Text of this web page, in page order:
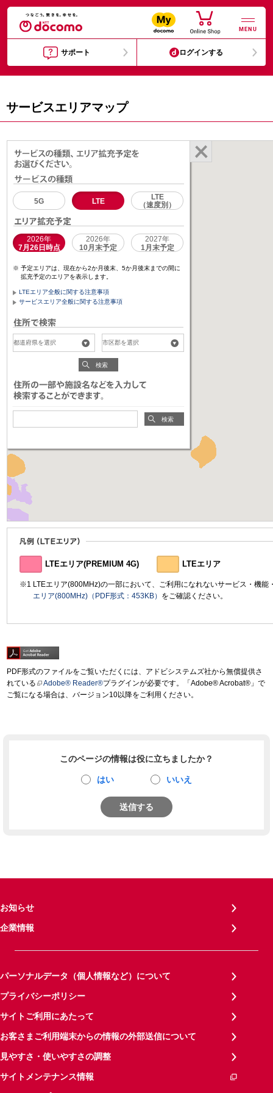
MENU
サポート ログインする
サービスエリアマップ
5G LTE
LTE
（速度別）
2026年
7月26日時点
2026年
10月末予定
2027年
1月末予定
予定エリアは、現在から2か月後末、5か月後末までの間に
拡充予定のエリアを表示します。
LTEエリア全般に関する注意事項
サービスエリア全般に関する注意事項
検索
検索
LTEエリア(PREMIUM 4G) LTEエリア
LTEエリア(800MHz)の一部において、ご利用になれないサービス・機能
エリア(800MHz)（PDF形式：453KB） をご確認ください。
PDF形式のファイルをご覧いただくには、アドビシステムズ社から無償提供さ
れている
Adobe® Reader®プラグインが必要です。「Adobe® Acrobat®」で
ご覧になる場合は、バージョン10以降をご利用ください。
このページの情報は役に立ちましたか？
はい いいえ
送信する
お知らせ
企業情報
パーソナルデータ（個人情報など）について
プライバシーポリシー
サイトご利用にあたって
お客さまご利用端末からの情報の外部送信について
見やすさ・使いやすさの調整
サイトメンテナンス情報